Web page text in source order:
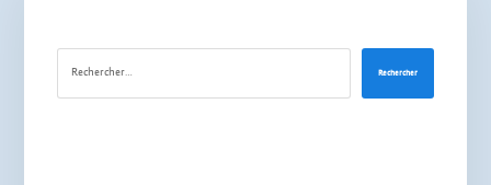
Rechercher